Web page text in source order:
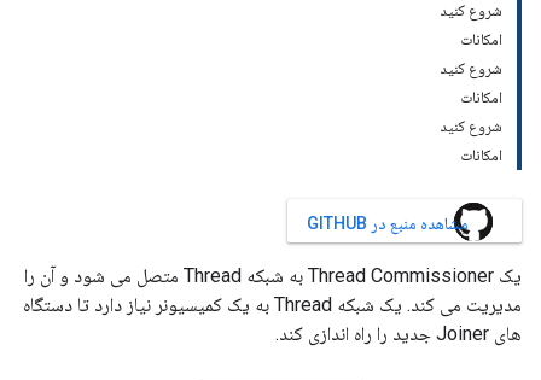
شروع کنید
امکانات
شروع کنید
امکانات
شروع کنید
امکانات
مشاهده منبع در GITHUB
یک Thread Commissioner به شبکه Thread متصل می شود و آن را
مدیریت می کند. یک شبکه Thread به یک کمیسیونر نیاز دارد تا دستگاه
های Joiner جدید را راه اندازی کند.